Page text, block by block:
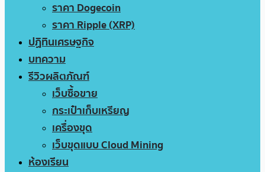
ราคา Dogecoin
ราคา Ripple (XRP)
ปฏิทินเศรษฐกิจ
บทความ
รีวิวผลิตภัณฑ์
เว็บซื้อขาย
กระเป๋าเก็บเหรียญ
เครื่องขุด
เว็บขุดแบบ Cloud Mining
ห้องเรียน